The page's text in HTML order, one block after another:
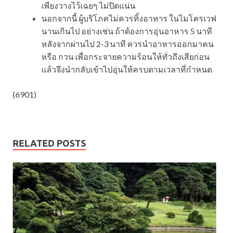
เพียงวางไว้เฉยๆ ไม่ปิดแน่น
นอกจากนี้ ผู้บริโภคไม่ควรทิ้งอาหาร ในไมโครเวฟ
นานเกินไป อย่างเช่น ถ้าต้องการอุ่นอาหาร 5 นาที
หลังจากผ่านไป 2-3 นาที ควรนำอาหารออกมาคน
หรือ กวน เพื่อกระจายความร้อนให้ทั่วถึงเสียก่อน
แล้วจึงนำกลับเข้าไปอุ่นให้ครบตามเวลาที่กำหนด
(6901)
RELATED POSTS